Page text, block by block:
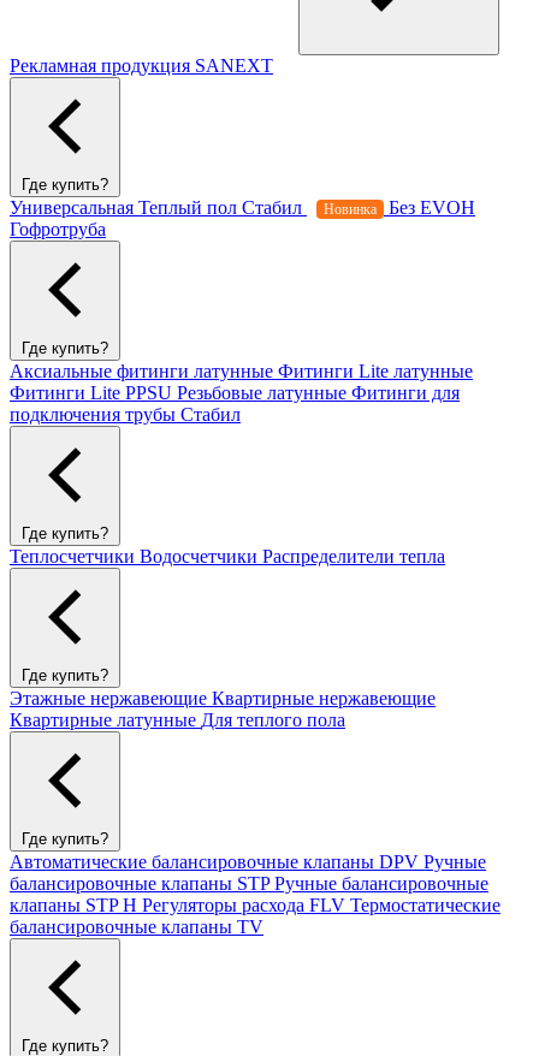
Рекламная продукция SANEXT
Где купить?
Универсальная Теплый пол Стабил Новинка
Без EVOH
Гофротруба
Где купить?
Аксиальные фитинги латунные Фитинги Lite латунные
Фитинги Lite PPSU Резьбовые латунные Фитинги для
подключения трубы Стабил
Где купить?
Теплосчетчики Водосчетчики Распределители тепла
Где купить?
Этажные нержавеющие Квартирные нержавеющие
Квартирные латунные Для теплого пола
Где купить?
Автоматические балансировочные клапаны DPV Ручные
балансировочные клапаны STPРучные балансировочные
клапаны STP H Регуляторы расхода FLV Термостатические
балансировочные клапаны TV
Где купить?